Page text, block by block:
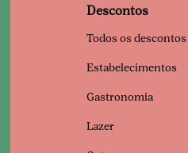
Descontos
Todos os descontos
Estabelecimentos
Gastronomia
Lazer